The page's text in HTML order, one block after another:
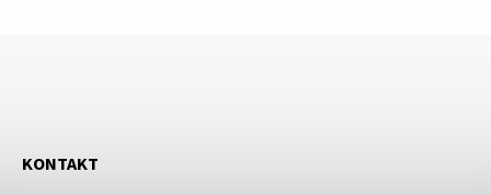
KONTAKT